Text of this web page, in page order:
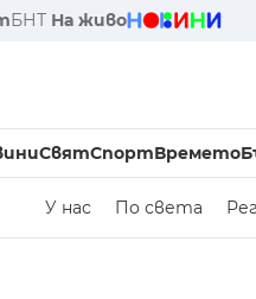
БНТ На живо
СвятСпортВремето
У нас По света